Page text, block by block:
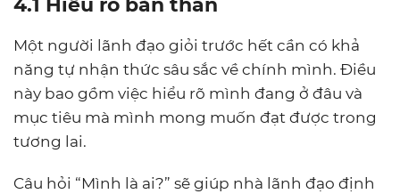
4.1 Hiểu rõ bản thân
Một người lãnh đạo giỏi trước hết cần có khả
năng tự nhận thức sâu sắc về chính mình. Điều
này bao gồm việc hiểu rõ mình đang ở đâu và
mục tiêu mà mình mong muốn đạt được trong
tương lai.
Câu hỏi “Mình là ai?” sẽ giúp nhà lãnh đạo định